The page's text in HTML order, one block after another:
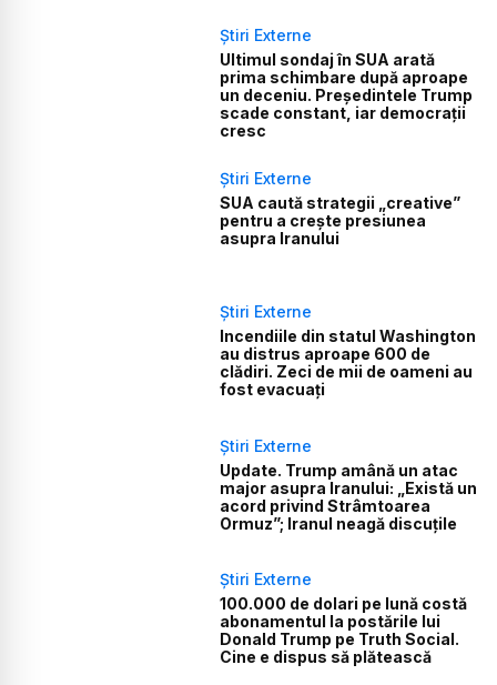
Știri Externe
Ultimul sondaj în SUA arată
prima schimbare după aproape
un deceniu. Președintele Trump
scade constant, iar democrații
cresc
Știri Externe
SUA caută strategii „creative”
pentru a crește presiunea
asupra Iranului
Știri Externe
Incendiile din statul Washington
au distrus aproape 600 de
clădiri. Zeci de mii de oameni au
fost evacuați
Știri Externe
Update. Trump amână un atac
major asupra Iranului: „Există un
acord privind Strâmtoarea
Ormuz”; Iranul neagă discuțile
Știri Externe
100.000 de dolari pe lună costă
abonamentul la postările lui
Donald Trump pe Truth Social.
Cine e dispus să plătească